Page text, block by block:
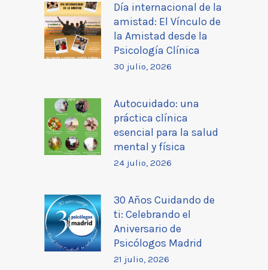
Día internacional de la
amistad: El Vínculo de
la Amistad desde la
Psicología Clínica
30 julio, 2026
Autocuidado: una
práctica clínica
esencial para la salud
mental y física
24 julio, 2026
30 Años Cuidando de
ti: Celebrando el
Aniversario de
Psicólogos Madrid
21 julio, 2026